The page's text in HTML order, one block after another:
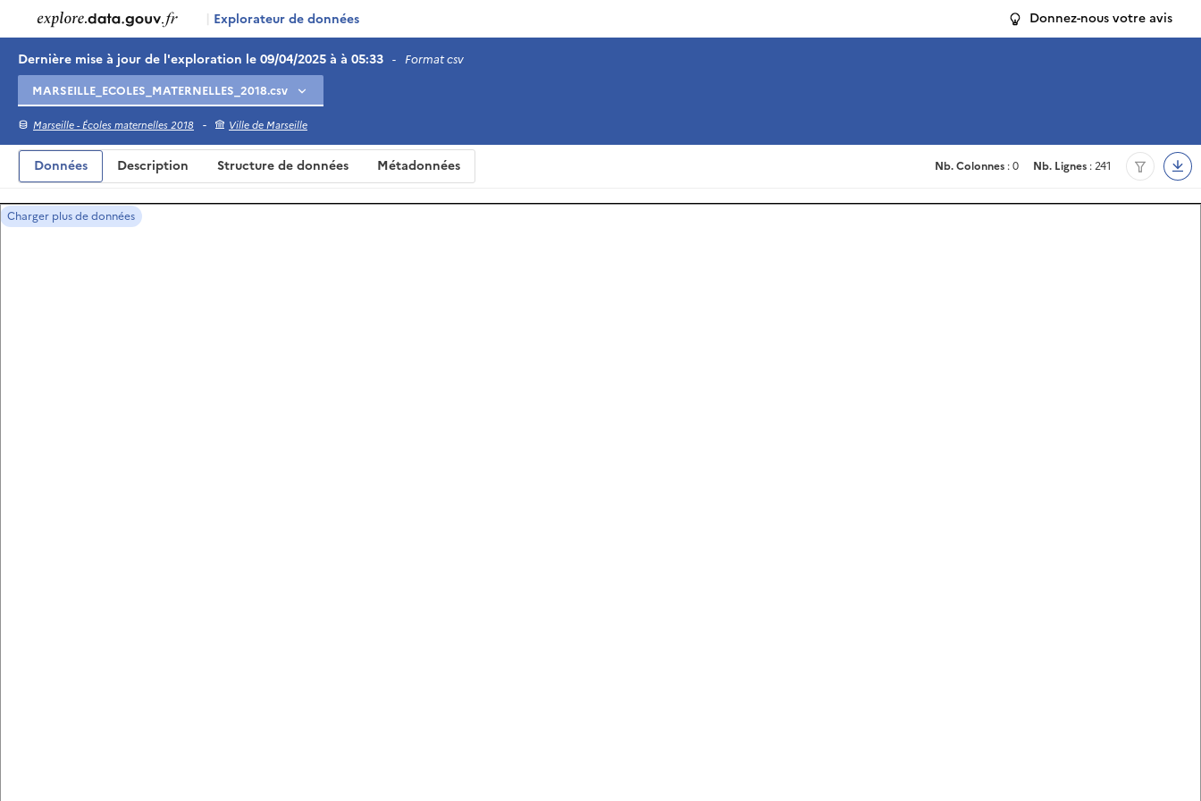
| Explorateur de données Donnez-nous votre avis
Dernière mise à jour de l'exploration le 09/04/2025 à à 05:33 - Format csv
Marseille - Écoles maternelles 2018 - Ville de Marseille
Nb. Colonnes : 0 Nb. Lignes : 241
Données Description Structure de données Métadonnées
Charger plus de données